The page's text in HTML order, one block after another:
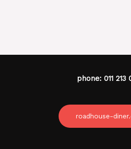
phone: 011 213
roadhouse-